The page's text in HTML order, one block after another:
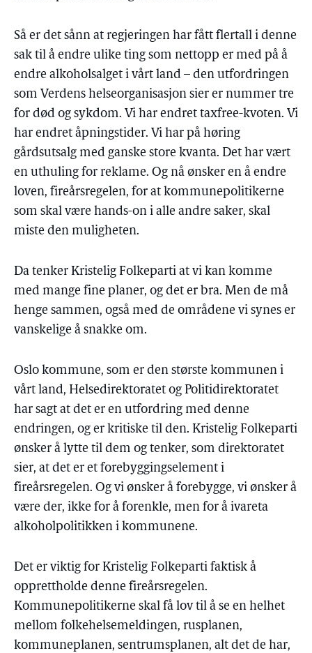
Så er det sånn at regjeringen har fått flertall i denne
sak til å endre ulike ting som nettopp er med på å
endre alkoholsalget i vårt land – den utfordringen
som Verdens helseorganisasjon sier er nummer tre
for død og sykdom. Vi har endret taxfree-kvoten. Vi
har endret åpningstider. Vi har på høring
gårdsutsalg med ganske store kvanta. Det har vært
en uthuling for reklame. Og nå ønsker en å endre
loven, fireårsregelen, for at kommunepolitikerne
som skal være hands-on i alle andre saker, skal
miste den muligheten.
Da tenker Kristelig Folkeparti at vi kan komme
med mange fine planer, og det er bra. Men de må
henge sammen, også med de områdene vi synes er
vanskelige å snakke om.
Oslo kommune, som er den største kommunen i
vårt land, Helsedirektoratet og Politidirektoratet
har sagt at det er en utfordring med denne
endringen, og er kritiske til den. Kristelig Folkeparti
ønsker å lytte til dem og tenker, som direktoratet
sier, at det er et forebyggingselement i
fireårsregelen. Og vi ønsker å forebygge, vi ønsker å
være der, ikke for å forenkle, men for å ivareta
alkoholpolitikken i kommunene.
Det er viktig for Kristelig Folkeparti faktisk å
opprettholde denne fireårsregelen.
Kommunepolitikerne skal få lov til å se en helhet
mellom folkehelsemeldingen, rusplanen,
kommuneplanen, sentrumsplanen, alt det de har,